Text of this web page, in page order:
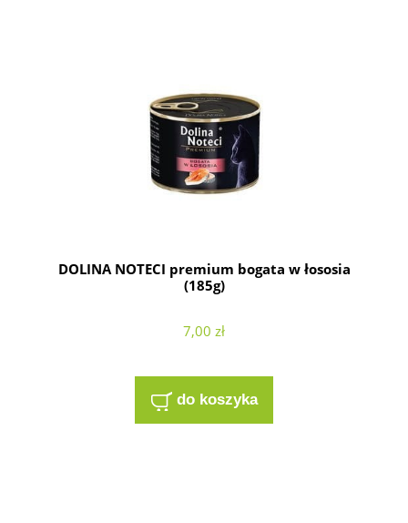
DOLINA NOTECI premium bogata w łososia
(185g)
7,00 zł
do koszyka